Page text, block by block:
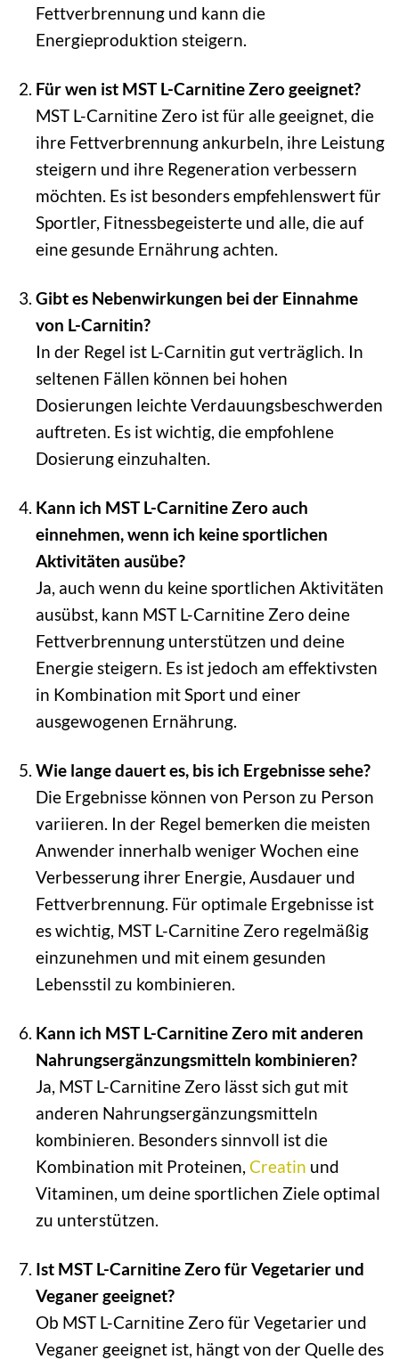
Fettverbrennung und kann die
Energieproduktion steigern.
Für wen ist MST L-Carnitine Zero geeignet?
MST L-Carnitine Zero ist für alle geeignet, die
ihre Fettverbrennung ankurbeln, ihre Leistung
steigern und ihre Regeneration verbessern
möchten. Es ist besonders empfehlenswert für
Sportler, Fitnessbegeisterte und alle, die auf
eine gesunde Ernährung achten.
Gibt es Nebenwirkungen bei der Einnahme
von L-Carnitin?
In der Regel ist L-Carnitin gut verträglich. In
seltenen Fällen können bei hohen
Dosierungen leichte Verdauungsbeschwerden
auftreten. Es ist wichtig, die empfohlene
Dosierung einzuhalten.
Kann ich MST L-Carnitine Zero auch
einnehmen, wenn ich keine sportlichen
Aktivitäten ausübe?
Ja, auch wenn du keine sportlichen Aktivitäten
ausübst, kann MST L-Carnitine Zero deine
Fettverbrennung unterstützen und deine
Energie steigern. Es ist jedoch am effektivsten
in Kombination mit Sport und einer
ausgewogenen Ernährung.
Wie lange dauert es, bis ich Ergebnisse sehe?
Die Ergebnisse können von Person zu Person
variieren. In der Regel bemerken die meisten
Anwender innerhalb weniger Wochen eine
Verbesserung ihrer Energie, Ausdauer und
Fettverbrennung. Für optimale Ergebnisse ist
es wichtig, MST L-Carnitine Zero regelmäßig
einzunehmen und mit einem gesunden
Lebensstil zu kombinieren.
Kann ich MST L-Carnitine Zero mit anderen
Nahrungsergänzungsmitteln kombinieren?
Ja, MST L-Carnitine Zero lässt sich gut mit
anderen Nahrungsergänzungsmitteln
kombinieren. Besonders sinnvoll ist die
Kombination mit Proteinen, Creatin und
Vitaminen, um deine sportlichen Ziele optimal
zu unterstützen.
Ist MST L-Carnitine Zero für Vegetarier und
Veganer geeignet?
Ob MST L-Carnitine Zero für Vegetarier und
Veganer geeignet ist, hängt von der Quelle des